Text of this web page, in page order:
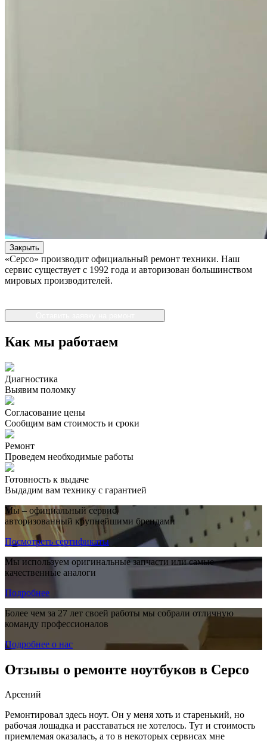
Закрыть
«Серсо» производит официальный ремонт техники. Наш
сервис существует с 1992 года и авторизован большинством
мировых производителей.
Как мы работаем
Диагностика
Выявим поломку
Согласование цены
Сообщим вам стоимость и сроки
Ремонт
Проведем необходимые работы
Готовность к выдаче
Выдадим вам технику с гарантией
Мы – официальный сервис,
авторизованный крупнейшими брендами
Посмотреть сертификаты
Мы используем оригинальные запчасти или самые
качественные аналоги
Подробнее
Более чем за 27 лет своей работы мы собрали отличную
команду профессионалов
Подробнее о нас
Отзывы о ремонте ноутбуков в Серсо
Арсений
Ремонтировал здесь ноут. Он у меня хоть и старенький, но
рабочая лошадка и расставаться не хотелось. Тут и стоимость
приемлемая оказалась, а то в некоторых сервисах мне